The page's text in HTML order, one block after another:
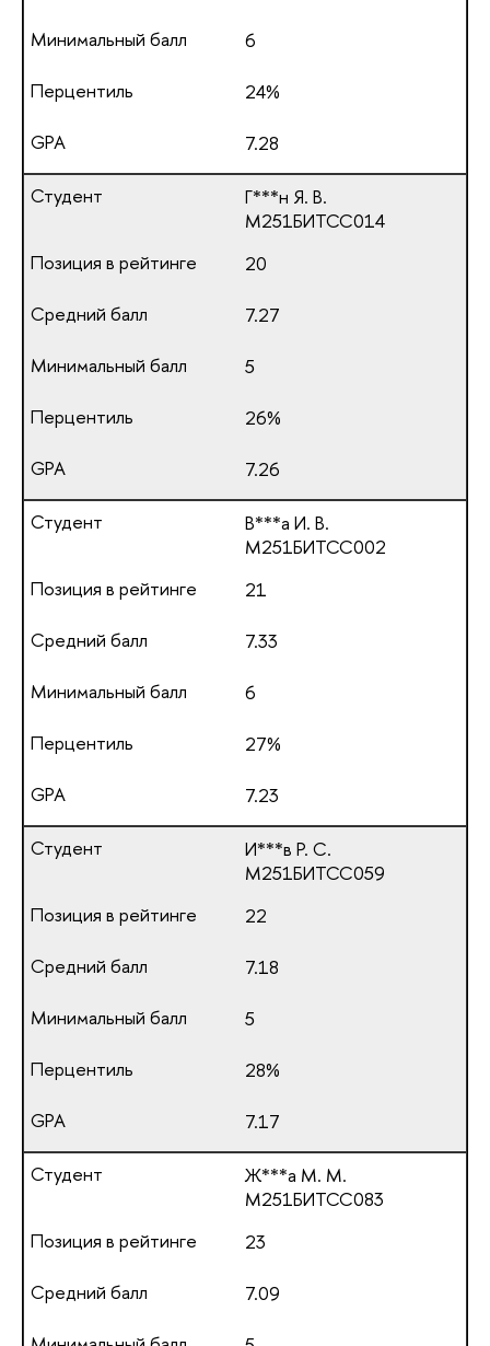
6
24%
7.28
Г***н Я. В.
М251БИТСС014
20
7.27
5
26%
7.26
В***а И. В.
М251БИТСС002
21
7.33
6
27%
7.23
И***в Р. С.
М251БИТСС059
22
7.18
5
28%
7.17
Ж***а М. М.
М251БИТСС083
23
7.09